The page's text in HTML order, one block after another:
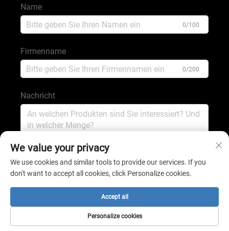
Name
0/100
Firmenname
0/200
Nachricht
Absenden
Copyright © 2025 von Shijiazhuang Shengping Minerals
We value your privacy
We use cookies and similar tools to provide our services. If you
don't want to accept all cookies, click Personalize cookies.
Personalize cookies
Accept all